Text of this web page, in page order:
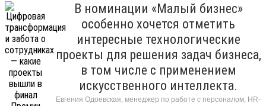
В номинации «Малый бизнес»
особенно хочется отметить
интересные технологические
проекты для решения задач бизнеса,
в том числе с применением
искусственного интеллекта.
Евгения Одоевская, менеджер по работе с персоналом, HR-